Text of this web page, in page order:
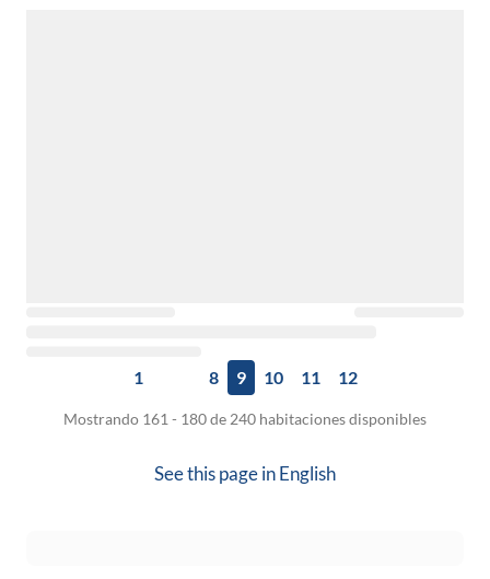
1 8 9 10 11 12
Mostrando 161 - 180 de 240 habitaciones disponibles
See this page inEnglish